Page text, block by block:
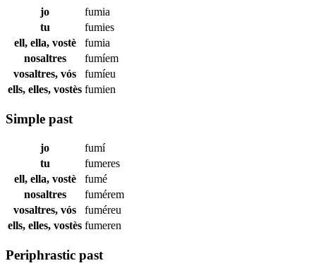
jo
fumia
tu
fumies
ell, ella, vostè
fumia
nosaltres
fumíem
vosaltres, vós
fumíeu
ells, elles, vostès fumien
Simple past
jo
fumí
tu
fumeres
ell, ella, vostè
fumé
nosaltres
fumérem
vosaltres, vós
fuméreu
ells, elles, vostès fumeren
Periphrastic past